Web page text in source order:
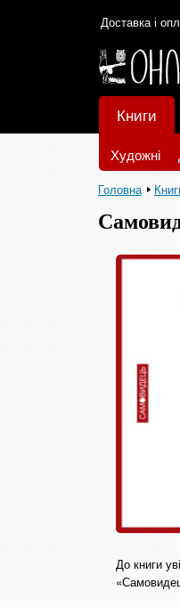
Доставка і
Книги
Художні
Головна
До книги